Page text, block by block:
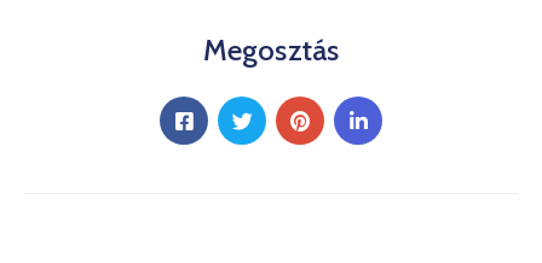
Megosztás